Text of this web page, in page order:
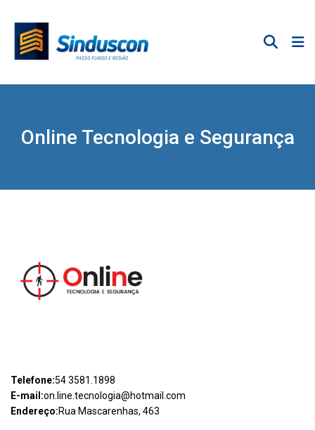
Online Tecnologia e Segurança
Telefone:54 3581.1898
E-mail:on.line.tecnologia@hotmail.com
Endereço:Rua Mascarenhas, 463